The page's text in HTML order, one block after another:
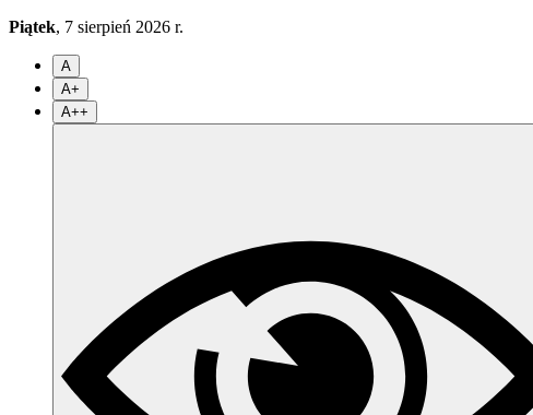
Piątek, 7 sierpień 2026 r.
A
A+
A++